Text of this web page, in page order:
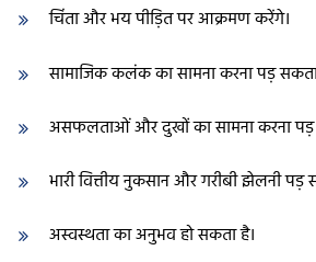
चिंता और भय पीड़ित पर आक्रमण करेंगे।
सामाजिक कलंक का सामना करना पड़
असफलताओं और दुखों का सामना करना पड़
भारी वित्तीय नुकसान और गरीबी झेलनी पड़
अस्वस्थता का अनुभव हो सकता है।